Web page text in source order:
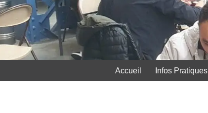
Accueil Infos Pratiques